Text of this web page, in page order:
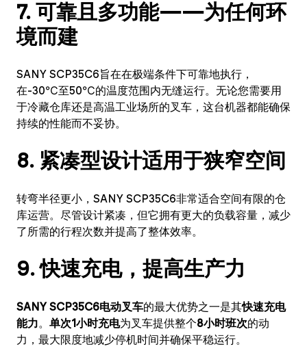
7. 可靠且多功能——为任何环
境而建
SANY SCP35C6旨在在极端条件下可靠地执行，
在-30℃至50℃的温度范围内无缝运行。无论您需要用
于冷藏仓库还是高温工业场所的叉车，这台机器都能确保
持续的性能而不妥协。
8. 紧凑型设计适用于狭窄空间
转弯半径更小，SANY SCP35C6非常适合空间有限的仓
库运营。尽管设计紧凑，但它拥有更大的负载容量，减少
了所需的行程次数并提高了整体效率。
9. 快速充电，提高生产力
SANY SCP35C6电动叉车的最大优势之一是其快速充电
能力。 单次1小时充电为叉车提供整个8小时班次的动
力，最大限度地减少停机时间并确保平稳运行。